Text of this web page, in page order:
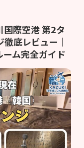
国際空港 第2タ
底レビュー｜
ム完全ガイド